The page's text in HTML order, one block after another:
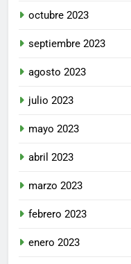
octubre 2023
septiembre 2023
agosto 2023
julio 2023
mayo 2023
abril 2023
marzo 2023
febrero 2023
enero 2023